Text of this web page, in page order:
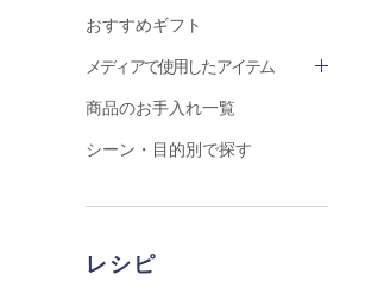
おすすめギフト
メディアで使用したアイテム
商品のお手入れ一覧
シーン・目的別で探す
レシピ